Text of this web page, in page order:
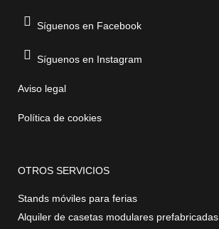
Síguenos en Facebook
Síguenos en Instagram
Aviso legal
Política de cookies
OTROS SERVICIOS
Stands móviles para ferias
Alquiler de casetas modulares prefabricadas